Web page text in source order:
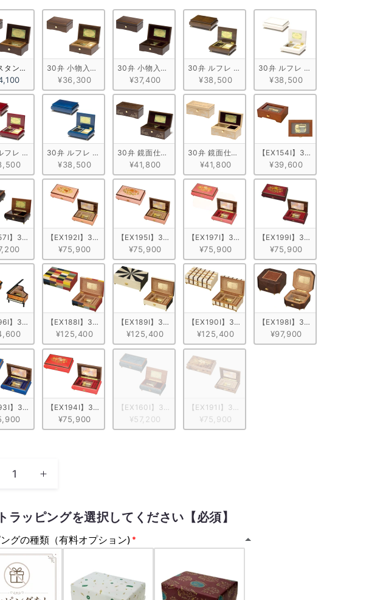
タンダード ウォールナット
30弁 小物入れ付きA ウォールナット
¥36,300
30弁 小物入れ付きB ウォールナット
¥37,400
30弁 ルフレ ウォールナット ブラウン
¥38,500
30弁 ルフレ メープル ホワイト
¥38,500
フレ メープル ワイン30弁 ルフレ メープル ブルー
¥38,500
30弁 鏡面仕上げ ウォールナット
¥41,800
30弁 鏡面仕上げ メープル
¥41,800
【EX154I】30弁 ORPHEUS オン
¥39,600
】30弁 ORPHEUS 突板仕上げ　ブラウン
【EX192I】30弁 ORPHEUS イタリア象嵌小物入れ付き　ピンク/ヴァイオリン柄
¥75,900
【EX195I】30弁 ORPHEUS イタリア象嵌小物入れ付き　ピンク/花柄
¥75,900
【EX197I】30弁 ORPHEUS イタリア象嵌小物入れ付
¥75,900
【EX199I】30弁 ORPHEUS イタ
¥75,900
】30弁 ORPHEUS イタリア象嵌小物入れ付き　グランドピアノ型
【EX188I】30弁 ORPHEUS イタリア象嵌小物入れ付き カラフル
¥125,400
【EX189I】30弁 ORPHEUS イタリア象嵌小物入れ付き モノトーン
¥125,400
【EX190I】30弁 ORPHEUS イタリア象嵌小物入れ付
¥125,400
【EX198I】30弁 ORPHEUS イタ
¥97,900
】30弁 ORPHEUS イタリア象嵌小物入れ付き　ブルー/ヴァイオリン柄
【EX194I】30弁 ORPHEUS イタリア象嵌小物入れ付き　レッド/花柄
¥75,900
【EX160I】30弁 ORPHEUS 突板仕上げ　ブルーブラウン
¥57,200
【EX191I】30弁 ORPHEUS イタリア象嵌小物入れ付
¥75,900
空
難
寛
臣
ラッピングを選択してください【必須】
グの種類（有料オプション)